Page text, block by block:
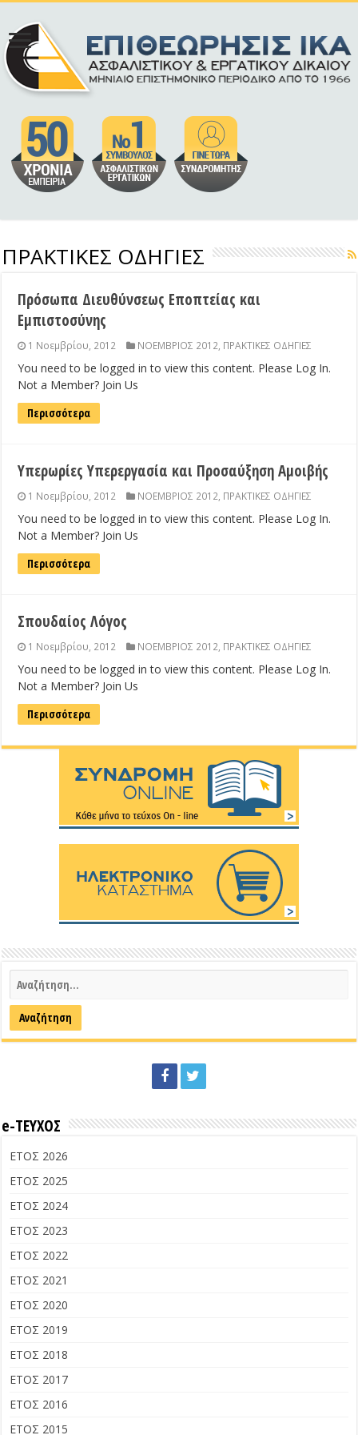
ΠΡΑΚΤΙΚΕΣ ΟΔΗΓΙΕΣ
Πρόσωπα Διευθύνσεως Εποπτείας και
Εμπιστοσύνης
1 Νοεμβρίου, 2012 ΝΟΕΜΒΡΙΟΣ 2012, ΠΡΑΚΤΙΚΕΣ ΟΔΗΓΙΕΣ
You need to be logged in to view this content. Please Log In.
Not a Member? Join Us
Περισσότερα
Υπερωρίες Υπερεργασία και Προσαύξηση Αμοιβής
1 Νοεμβρίου, 2012 ΝΟΕΜΒΡΙΟΣ 2012, ΠΡΑΚΤΙΚΕΣ ΟΔΗΓΙΕΣ
You need to be logged in to view this content. Please Log In.
Not a Member? Join Us
Περισσότερα
Σπουδαίος Λόγος
1 Νοεμβρίου, 2012 ΝΟΕΜΒΡΙΟΣ 2012, ΠΡΑΚΤΙΚΕΣ ΟΔΗΓΙΕΣ
You need to be logged in to view this content. Please Log In.
Not a Member? Join Us
Περισσότερα
e-ΤΕΥΧΟΣ
ΕΤΟΣ 2026
ΕΤΟΣ 2025
ΕΤΟΣ 2024
ΕΤΟΣ 2023
ΕΤΟΣ 2022
ΕΤΟΣ 2021
ΕΤΟΣ 2020
ΕΤΟΣ 2019
ΕΤΟΣ 2018
ΕΤΟΣ 2017
ΕΤΟΣ 2016
ΕΤΟΣ 2015